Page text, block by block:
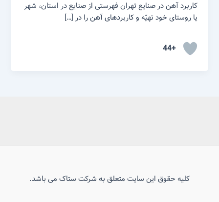
کاربرد آهن در صنایع تهران فهرستی از صنایع در استان، شهر
یا روستای خود تهیّه و کاربردهای آهن را در […]
+44
کلیه حقوق این سایت متعلق به شرکت ستاک می باشد.